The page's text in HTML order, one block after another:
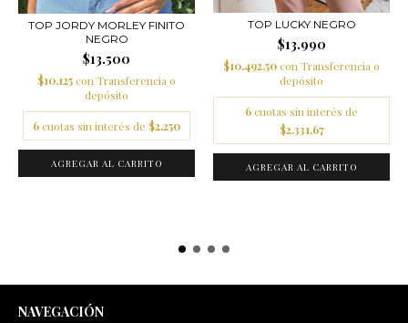
TOP JORDY MORLEY FINITO
NEGRO
$13.500
$10.125 con Transferencia o
depósito
6 cuotas sin interés de $2.250
AGREGAR AL CARRITO
TOP LUCKY NEGRO
$13.990
$10.492,50 conTransferencia o
depósito
6 cuotas sin interés de
$2.331,67
AGREGAR AL CARRITO
NAVEGACIÓN